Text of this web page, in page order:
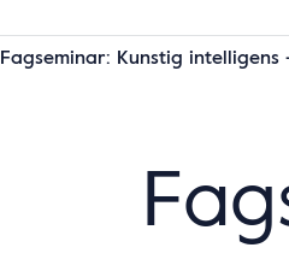
Fagseminar: Kunstig